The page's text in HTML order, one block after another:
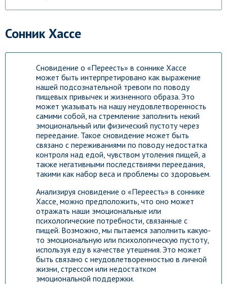
Сонник Хассе
Сновидение о «Переесть» в соннике Хассе
может быть интерпретировано как выражение
нашей подсознательной тревоги по поводу
пищевых привычек и жизненного образа. Это
может указывать на нашу неудовлетворенность
самими собой, на стремление заполнить некий
эмоциональный или физический пустоту через
переедание. Такое сновидение может быть
связано с переживаниями по поводу недостатка
контроля над едой, чувством утоления пищей, а
также негативными последствиями переедания,
такими как набор веса и проблемы со здоровьем.
Анализируя сновидение о «Переесть» в соннике
Хассе, можно предположить, что оно может
отражать наши эмоциональные или
психологические потребности, связанные с
пищей. Возможно, мы пытаемся заполнить какую-
то эмоциональную или психологическую пустоту,
используя еду в качестве утешения. Это может
быть связано с неудовлетворенностью в личной
жизни, стрессом или недостатком
эмоциональной поддержки.